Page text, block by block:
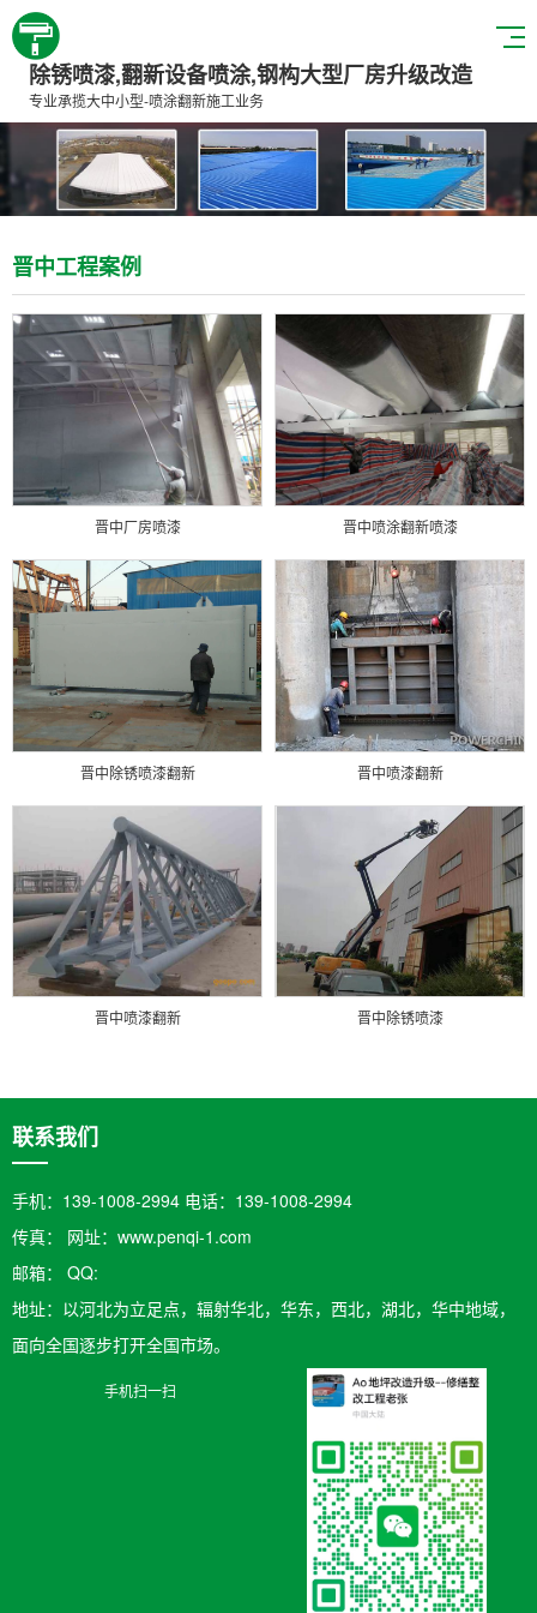
除锈喷漆,翻新设备喷涂,钢构大型厂房升级改造
专业承揽大中小型-喷涂翻新施工业务
晋中工程案例
晋中厂房喷漆 晋中喷涂翻新喷漆
晋中除锈喷漆翻新 晋中喷漆翻新
晋中喷漆翻新 晋中除锈喷漆
联系我们
手机：139-1008-2994 电话：139-1008-2994
传真： 网址：www.penqi-1.com
邮箱：​ QQ:
地址：以河北为立足点，辐射华北，华东，西北，湖北，华中地域，
面向全国逐步打开全国市场。
手机扫一扫